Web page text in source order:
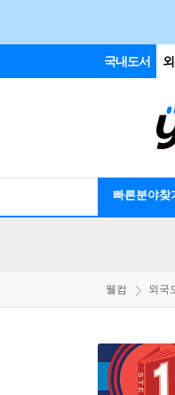
국내도서
빠른분야찾
웰컴 외국